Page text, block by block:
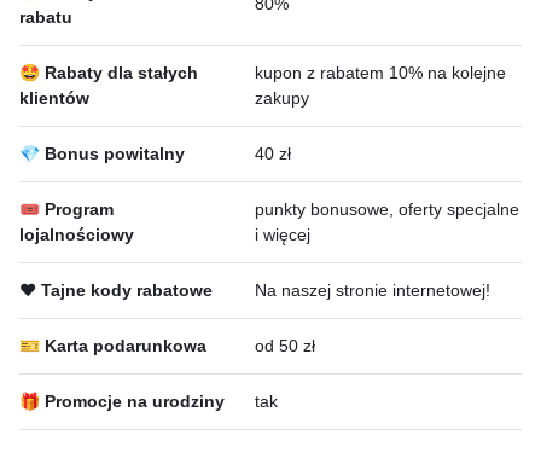
rabatu
🤩 Rabaty dla stałych
klientów
kupon z rabatem 10% na kolejne
zakupy
💎 Bonus powitalny 40 zł
🎟 Program
lojalnościowy
punkty bonusowe, oferty specjalne
i więcej
❤️ Tajne kody rabatowe Na naszej stronie internetowej!
🎫 Karta podarunkowa od 50 zł
🎁 Promocje na urodziny tak